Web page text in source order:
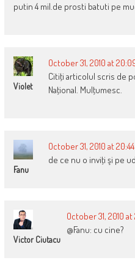
putin 4 mil.de prosti batuti pe
Violet
October 31, 2010 at
Citiţi articolul scris de
Naţional. Mulţumesc.
Fanu
October 31, 2010 at 20:44
de ce nu o inviţi şi pe
Victor Ciutacu
October 31, 2010 at
@Fanu: cu cine?